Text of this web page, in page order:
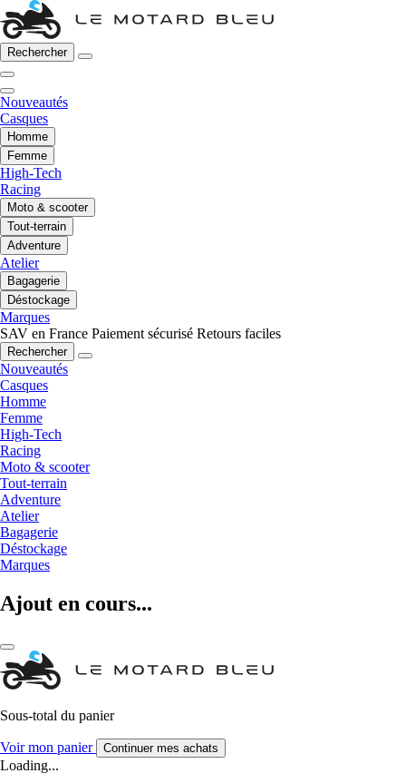
Rechercher
Nouveautés
Casques
Homme
Femme
High-Tech
Racing
Moto & scooter
Tout-terrain
Adventure
Atelier
Bagagerie
Déstockage
Marques
SAV en France Paiement sécurisé Retours faciles
Rechercher
Nouveautés
Casques
Homme
Femme
High-Tech
Racing
Moto & scooter
Tout-terrain
Adventure
Atelier
Bagagerie
Déstockage
Marques
Ajout en cours...
Sous-total du panier
Voir mon panier Continuer mes achats
Loading...